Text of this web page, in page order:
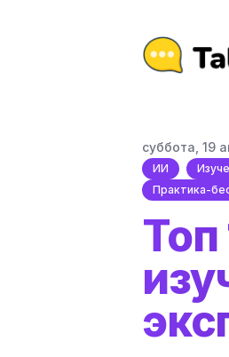
суббота, 19
ИИ
Практика-